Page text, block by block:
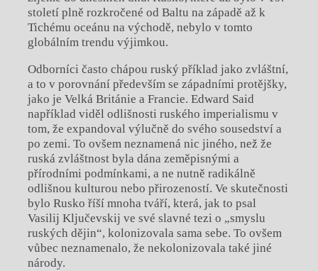
století plně rozkročené od Baltu na západě až k
Tichému oceánu na východě, nebylo v tomto
globálním trendu výjimkou.
Odborníci často chápou ruský příklad jako zvláštní,
a to v porovnání především se západními protějšky,
jako je Velká Británie a Francie. Edward Said
například viděl odlišnosti ruského imperialismu v
tom, že expandoval výlučně do svého sousedství a
po zemi. To ovšem neznamená nic jiného, než že
ruská zvláštnost byla dána zeměpisnými a
přírodními podmínkami, a ne nutně radikálně
odlišnou kulturou nebo přirozeností. Ve skutečnosti
bylo Rusko říší mnoha tváří, která, jak to psal
Vasilij Ključevskij ve své slavné tezi o „smyslu
ruských dějin“, kolonizovala sama sebe. To ovšem
vůbec neznamenalo, že nekolonizovala také jiné
národy.